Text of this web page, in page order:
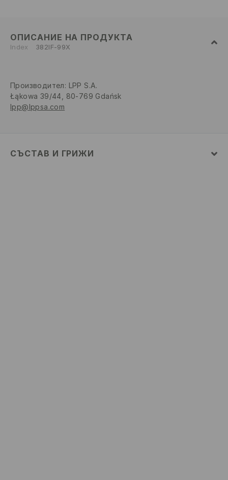
ОПИСАНИЕ НА ПРОДУКТА
Index 382IF-99X
Производител: LPP S.A.
Łąkowa 39/44, 80-769 Gdańsk
lpp@lppsa.com
СЪСТАВ И ГРИЖИ